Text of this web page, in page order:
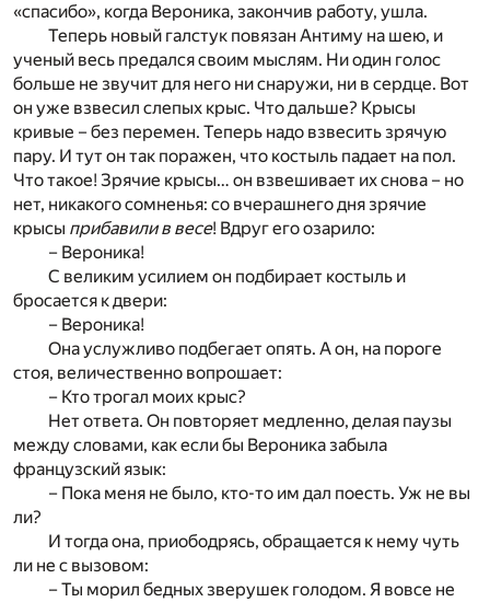
«спасибо», когда Вероника, закончив работу, ушла.
Теперь новый галстук повязан Антиму на шею, и
ученый весь предался своим мыслям. Ни один голос
больше не звучит для него ни снаружи, ни в сердце. Вот
он уже взвесил слепых крыс. Что дальше? Крысы
кривые – без перемен. Теперь надо взвесить зрячую
пару. И тут он так поражен, что костыль падает на пол.
Что такое! Зрячие крысы… он взвешивает их снова – но
нет, никакого сомненья: со вчерашнего дня зрячие
крысы прибавили в весе! Вдруг его озарило:
– Вероника!
С великим усилием он подбирает костыль и
бросается к двери:
– Вероника!
Она услужливо подбегает опять. А он, на пороге
стоя, величественно вопрошает:
– Кто трогал моих крыс?
Нет ответа. Он повторяет медленно, делая паузы
между словами, как если бы Вероника забыла
французский язык:
– Пока меня не было, кто-то им дал поесть. Уж не вы
ли?
И тогда она, приободрясь, обращается к нему чуть
ли не с вызовом:
– Ты морил бедных зверушек голодом. Я вовсе не